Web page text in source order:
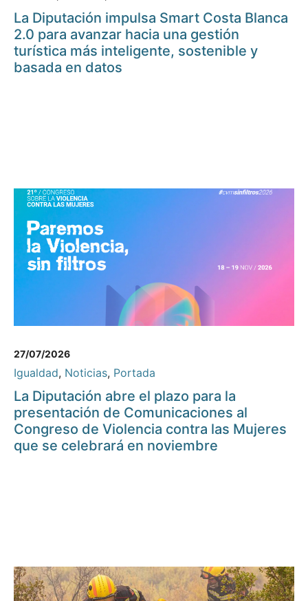
La Diputación impulsa Smart Costa Blanca
2.0 para avanzar hacia una gestión
turística más inteligente, sostenible y
basada en datos
27/07/2026
Igualdad, Noticias, Portada
La Diputación abre el plazo para la
presentación de Comunicaciones al
Congreso de Violencia contra las Mujeres
que se celebrará en noviembre